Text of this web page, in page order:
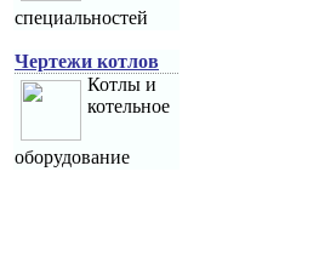
специальностей
Чертежи котлов
Котлы и
котельное
оборудование